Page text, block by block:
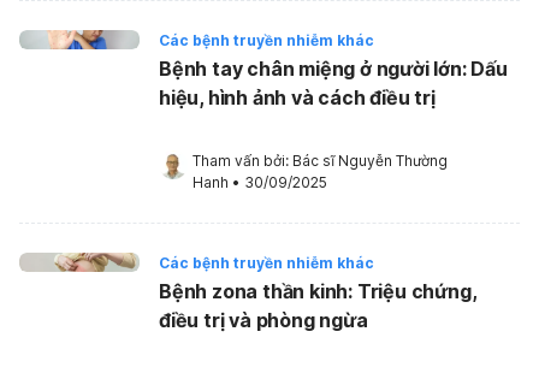
Các bệnh truyền nhiễm khác
Bệnh tay chân miệng ở người lớn: Dấu
hiệu, hình ảnh và cách điều trị
Tham vấn bởi: Bác sĩ Nguyễn Thường
Hanh • 30/09/2025
Các bệnh truyền nhiễm khác
Bệnh zona thần kinh: Triệu chứng,
điều trị và phòng ngừa